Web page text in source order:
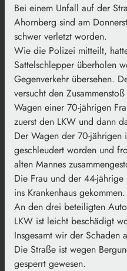
Bei einem Unfall auf der
Ahornberg sind am
schwer verletzt worden.
Wie die Polizei mitteilt,
Sattelschlepper überholen
Gegenverkehr übersehen.
versucht den
Wagen einer 70-jährigen
zuerst den LKW und dann
Der Wagen der 70-
geschleudert worden und
alten Mannes
Die Frau und der 44-
ins Krankenhaus gekommen.
An den drei beteiligten
LKW ist leicht beschädigt
Insgesamt wir der
Die Straße ist wegen
gesperrt gewesen.